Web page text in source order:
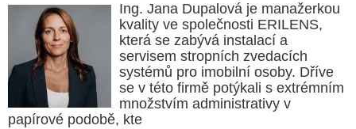
Ing. Jana Dupalová je manažerkou
kvality ve společnosti ERILENS,
která se zabývá instalací a
servisem stropních zvedacích
systémů pro imobilní osoby. Dříve
se v této firmě potýkali s extrémním
množstvím administrativy v
papírové podobě, kte